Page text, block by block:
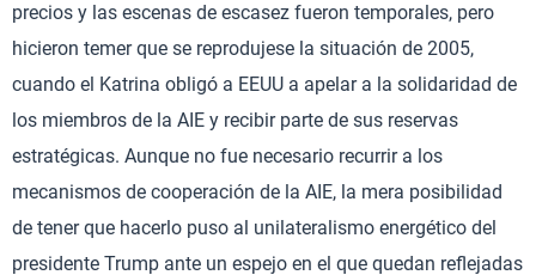
precios y las escenas de escasez fueron temporales, pero
hicieron temer que se reprodujese la situación de 2005,
cuando el Katrina obligó a EEUU a apelar a la solidaridad de
los miembros de la AIE y recibir parte de sus reservas
estratégicas. Aunque no fue necesario recurrir a los
mecanismos de cooperación de la AIE, la mera posibilidad
de tener que hacerlo puso al unilateralismo energético del
presidente Trump ante un espejo en el que quedan reflejadas